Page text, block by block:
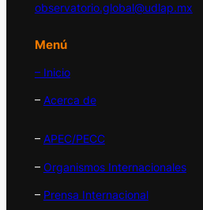
observatorio.global@udlap.mx
Menú
– Inicio
– Acerca de
– APEC/PECC
– Organismos Internacionales
– Prensa Internacional